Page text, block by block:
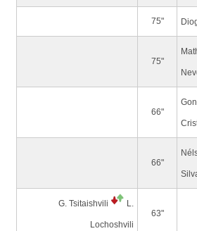
75"
75"
66"
66"
G. Tsitaishvili L.
Lochoshvili
63"